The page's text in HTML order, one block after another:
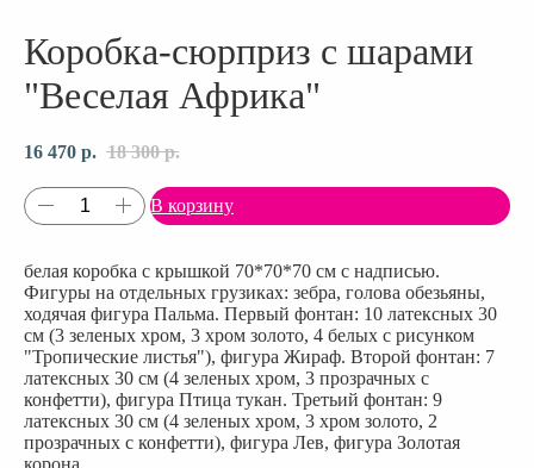
Коробка-сюрприз с шарами
"Веселая Африка"
16 470 р. 18 300 р.
В корзину
белая коробка с крышкой 70*70*70 см с надписью.
Фигуры на отдельных грузиках: зебра, голова обезьяны,
ходячая фигура Пальма. Первый фонтан: 10 латексных 30
см (3 зеленых хром, 3 хром золото, 4 белых с рисунком
"Тропические листья"), фигура Жираф. Второй фонтан: 7
латексных 30 см (4 зеленых хром, 3 прозрачных с
конфетти), фигура Птица тукан. Третьий фонтан: 9
латексных 30 см (4 зеленых хром, 3 хром золото, 2
прозрачных с конфетти), фигура Лев, фигура Золотая
корона.